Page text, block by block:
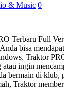
& Music 0
Terbaru Full
bisa
Traktor
ingin
bermain di klub,
Traktor